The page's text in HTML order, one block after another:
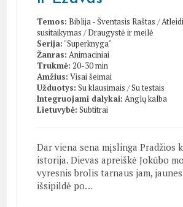
Temos: Biblija - Šventasis Raštas /
susitaikymas /Draugystė ir meilė
Serija: "Superknyga"
Žanras: Animaciniai
Trukmė: 20-30 min
Amžius: Visai šeimai
Užduotys: Su klausimais /Su testais
Integruojami dalykai: Anglų kalba
Lietuvybė: Subtitrai
Dar viena sena mįslinga Pradžios
istorija. Dievas apreiškė Jokūbo
vyresnis brolis tarnaus jam,
išsipildė po…